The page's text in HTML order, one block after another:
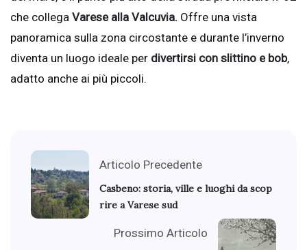
che collega Varese alla Valcuvia. Offre una vista
panoramica sulla zona circostante e durante l’inverno
diventa un luogo ideale per divertirsi con slittino e bob,
adatto anche ai più piccoli.
Articolo Precedente
Casbeno: storia, ville e luoghi da scop
rire a Varese sud
Prossimo Articolo